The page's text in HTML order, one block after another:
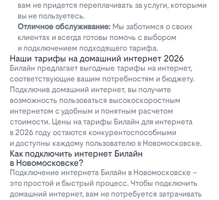
вам не придется переплачивать за услуги, которыми
вы не пользуетесь.
Отличное обслуживание: Мы заботимся о своих
клиентах и всегда готовы помочь с выбором
и подключением подходящего тарифа.
Наши тарифы на домашний интернет 2026
Билайн предлагает выгодные тарифы на интернет,
соответствующие вашим потребностям и бюджету.
Подключив домашний интернет, вы получите
возможность пользоваться высокоскоростным
интернетом с удобным и понятным расчетом
стоимости. Цены на тарифы Билайн для интернета
в 2026 году остаются конкурентоспособными
и доступны каждому пользователю в Новомосковске.
Как подключить интернет Билайн
в Новомосковске?
Подключение интернета Билайн в Новомосковске –
это простой и быстрый процесс. Чтобы подключить
домашний интернет, вам не потребуется затрачивать